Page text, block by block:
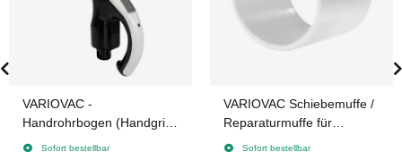
VARIOVAC -
Handrohrbogen (Handgriff)
FLEXIN inkl. Mundstück
Sofort bestellbar
VARIOVAC Schiebemuffe /
Reparaturmuffe für
Saugleitung - Ø 50,8 mm
Sofort bestellbar